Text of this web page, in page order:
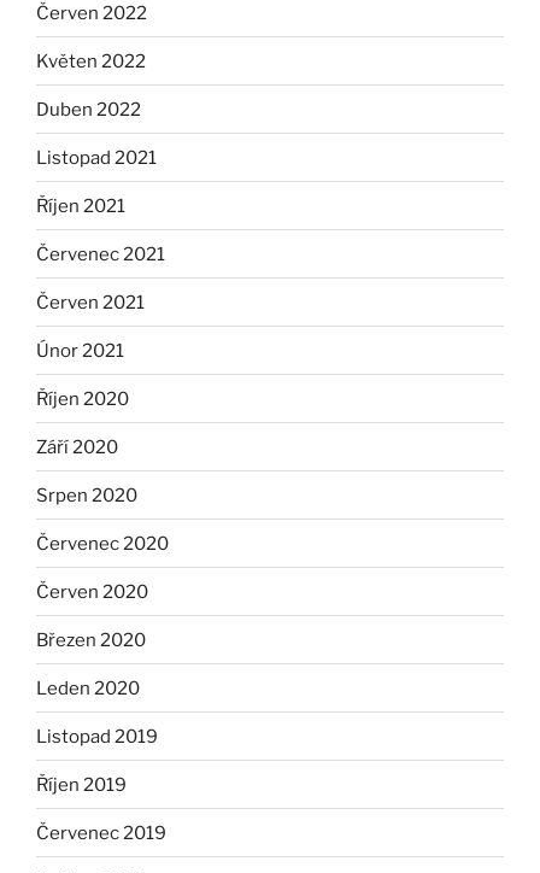
Červen 2022
Květen 2022
Duben 2022
Listopad 2021
Říjen 2021
Červenec 2021
Červen 2021
Únor 2021
Říjen 2020
Září 2020
Srpen 2020
Červenec 2020
Červen 2020
Březen 2020
Leden 2020
Listopad 2019
Říjen 2019
Červenec 2019